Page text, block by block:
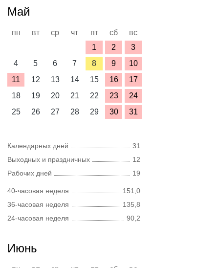
Май
пн вт ср чт пт сб
вс
1
2
3
4
5 6 7 8 9
10
11
12 13 14 15 16
17
18
19 20 21 22 23
24
25
26 27 28 29 30 31
Календарных дней
31
Выходных и праздничных
12
Рабочих дней
19
40-часовая неделя
151,0
36-часовая неделя
135,8
24-часовая неделя
90,2
Июнь